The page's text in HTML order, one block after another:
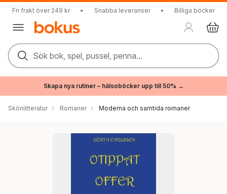
Fri frakt över 249 kr • Snabba leveranser • Billiga böcker
Sök bok, spel, pussel, penna...
Skapa nya rutiner – hälsoböcker upp till 50% →
Skönlitteratur Romaner Moderna och samtida romaner